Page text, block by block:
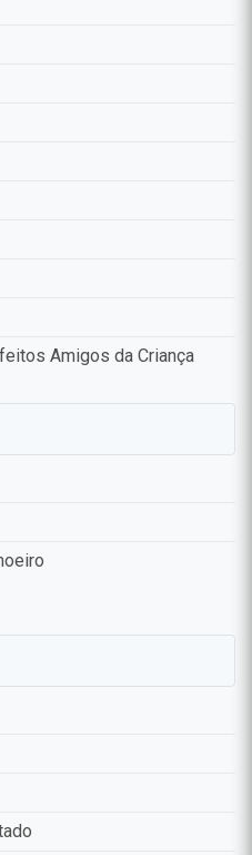
Amigos da Criança